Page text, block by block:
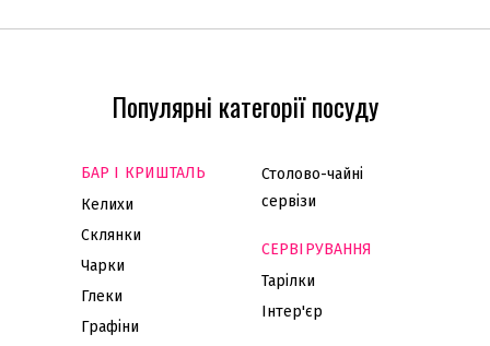
Популярні категорії посуду
БАР І КРИШТАЛЬ
Келихи
Склянки
Чарки
Глеки
Графіни
Столово-чайні
сервізи
СЕРВІРУВАННЯ
Тарілки
Інтер'єр